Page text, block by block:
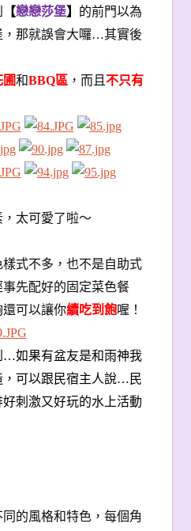
【戀戀莎堡】 的前門以為
，那就誤會大囉…其實後
圃和BBQ區 ，而且 不只有
太可愛了啦〜
式不多，也不是自助式
先配好的固定菜色餐
可以讓你續吃到飽喔！
…如果有盆友是和雨神我
，可以跟民宿主人說…民
刺激又好玩的水上活動
的風格和特色，每個角